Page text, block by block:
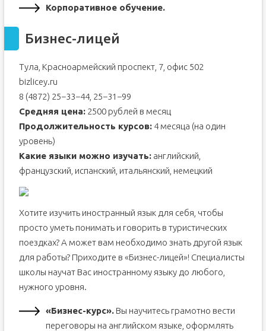
Корпоративное обучение.
Бизнес-лицей
Тула, Красноармейский проспект, 7, офис 502
bizlicey.ru
8 (4872) 25−33−44, 25−31−99
Средняя цена:2500 рублей в месяц
Продолжительность курсов:4 месяца (на один
уровень)
Какие языки можно изучать:английский,
французский, испанский, итальянский, немецкий
Хотите изучить иностранный язык для себя, чтобы
просто уметь понимать и говорить в туристических
поездках? А может вам необходимо знать другой язык
для работы? Приходите в «Бизнес-лицей»! Специалисты
школы научат Вас иностранному языку до любого,
нужного уровня.
«Бизнес-курс».Вы научитесь грамотно вести
переговоры на английском языке, оформлять